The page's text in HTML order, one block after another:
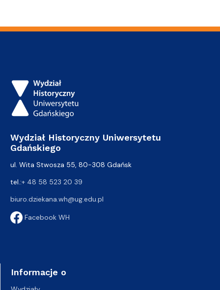
Wydział Historyczny Uniwersytetu
Gdańskiego
ul. Wita Stwosza 55, 80-308 Gdańsk
tel.:+ 48 58 523 20 39
biuro.dziekana.wh@ug.edu.pl
Facebook WH
Informacje o